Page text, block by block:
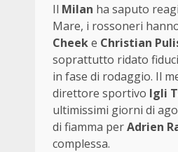
Il Milan ha saputo
Mare, i rossoneri
Cheeke Christian
soprattutto ridato
in fase di rodaggio. Il
direttore sportivo Igli
ultimissimi giorni di
di fiamma perAdrien
complessa.